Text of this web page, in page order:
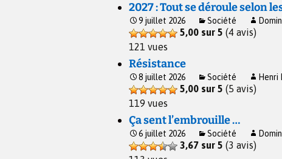
2027 : Tout se déroule selon
9 juillet 2026 Société
5,00 sur 5 (4 avis)
121 vues
Résistance
8 juillet 2026 Société Henri
5,00 sur 5 (5 avis)
119 vues
Ça sent l’embrouille …
6 juillet 2026 Société
3,67 sur 5 (3 avis)